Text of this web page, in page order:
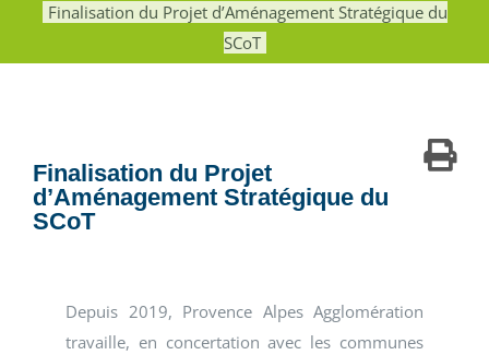
Finalisation du Projet d’Aménagement Stratégique du
SCoT
Finalisation du Projet
d’Aménagement Stratégique du
SCoT
Depuis 2019, Provence Alpes Agglomération
travaille, en concertation avec les communes